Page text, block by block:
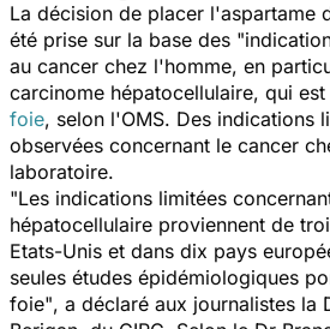
La décision de placer l'aspartame
été prise sur la base des
au cancer chez l'homme, en
carcinome hépatocellulaire, qui
foie, selon l'OMS. Des indications
observées concernant le cancer
laboratoire.
"Les indications limitées
hépatocellulaire proviennent de
Etats-Unis et dans dix pays
seules études épidémiologiques
foie", a déclaré aux journalistes la